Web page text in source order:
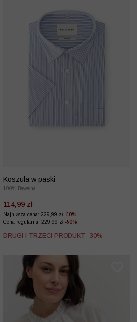
Koszula w paski
100% Bawełna
114,99 zł
Najniższa cena: 229,99 zł -50%
Cena regularna: 229,99 zł -50%
DRUGI I TRZECI PRODUKT -30%